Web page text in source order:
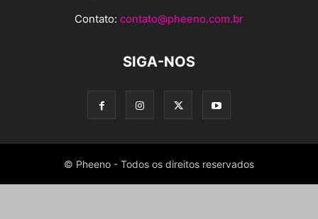
Contato: contato@pheeno.com.br
SIGA-NOS
© Pheeno - Todos os direitos reservados